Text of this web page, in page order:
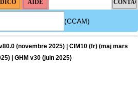
(CCAM)
(novembre 2025) | CIM10 (fr) (maj mars
| GHM v30 (juin 2025)